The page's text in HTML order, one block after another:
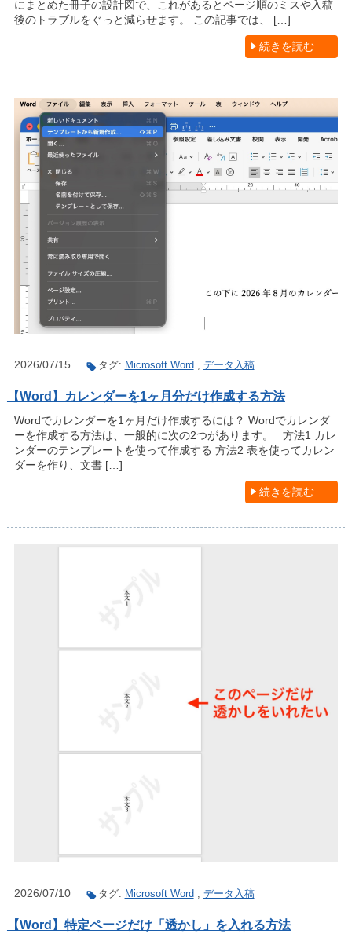
にまとめた冊子の設計図で、これがあるとページ順のミスや入稿
後のトラブルをぐっと減らせます。 この記事では、 […]
続きを読む
2026/07/15 タグ: Microsoft Word データ入稿
【Word】カレンダーを1ヶ月分だけ作成する方法
Wordでカレンダーを1ヶ月だけ作成するには？ Wordでカレンダ
ーを作成する方法は、一般的に次の2つがあります。 方法1 カレ
ンダーのテンプレートを使って作成する 方法2 表を使ってカレン
ダーを作り、文書 […]
続きを読む
2026/07/10 タグ: Microsoft Word, データ入稿
【Word】特定ページだけ「透かし」を入れる方法